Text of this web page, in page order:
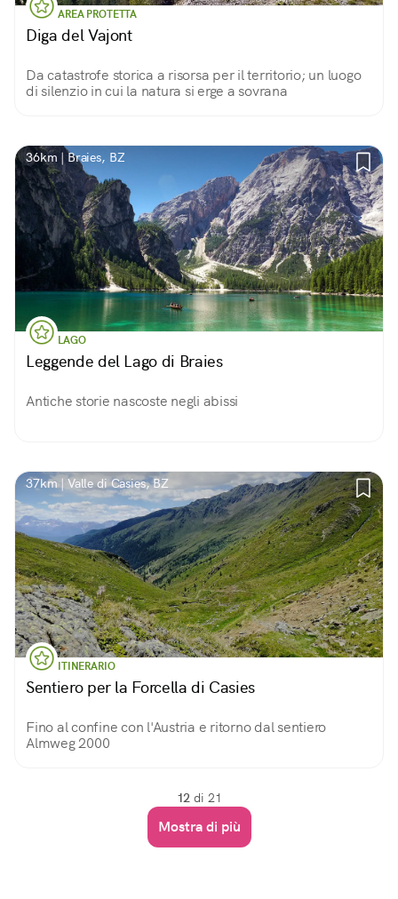
AREA PROTETTA
Diga del Vajont
Da catastrofe storica a risorsa per il territorio; un luogo
di silenzio in cui la natura si erge a sovrana
36km | Braies, BZ
LAGO
Leggende del Lago di Braies
Antiche storie nascoste negli abissi
37km | Valle di Casies, BZ
ITINERARIO
Sentiero per la Forcella di Casies
Fino al confine con l'Austria e ritorno dal sentiero
Almweg 2000
12 di 21
Mostra di più